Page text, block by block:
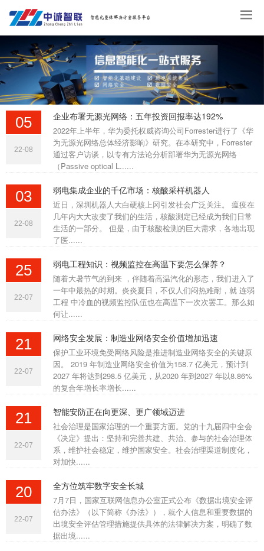
05
22-08
企业布署无源光网络：五年投资回报率达192%
2022年上半年，华为委托权威咨询公司Forrester进行了《华
为无源光网络总体经济影响》研究。在本研究中，Forrester
通过客户访谈，以专有方法论分析部署华为无源光网络
（Passive optical L......
03
22-08
弱电集成企业的千亿市场：核酸采样机器人
近日，深圳机器人大白硬核上冈引发社会广泛关注。 瘟疫在
几年内大大改变了我们的生活，核酸测定已经成为我们日常
生活的一部分。 但是，由于核酸检测的巨大需求，各地出现
了医......
25
22-07
弱电工程知识：视频监控在高温下要怎么保养？
随着大暑节气的到来 ，伴随着高温汽化的形态，我们进入了
一年中最热的时期。炎炎夏日，不仅人们闷热难耐，就 连弱
工程 中冷血的视频监控队伍也在高温下一次次罢工。那么如
何让......
21
22-07
网络安全发展：制造业网络安全价值增加迅速
保护工业环境免受网络风险是推进制造业网络安全的关键原
因。 2019 年制造业网络安全价值为158.7 亿美元，预计到
2027 年将达到298.5 亿美元，从2020 年到2027 年以8.86%
的复合年增长率增长......
21
22-07
智能安防正在向更深、更广领域迈进
社会治理是国家治理的一个重要方面。党的十九届四中全会
《决定》提出：坚持和完善共建、共治、参与的社会治理体
系，维护社会稳定，维护国家安全。社会治理渠道制度化，
对加快......
20
22-07
全方位筑牢数字安全长城
7月7日，国家互联网信息办公室正式公布《数据出境安全评
估办法》（以下简称《办法》），就个人信息和重要数据的
出境安全评估管理措施提供具体的法律解决方案，明确了数
据出境......